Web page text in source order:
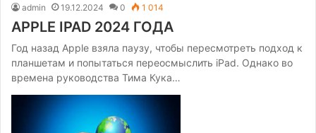
admin 19.12.2024 0 1 014
APPLE IPAD 2024 ГОДА
Год назад Apple взяла паузу, чтобы пересмотреть подход к
планшетам и попытаться переосмыслить iPad. Однако во
времена руководства Тима Кука…